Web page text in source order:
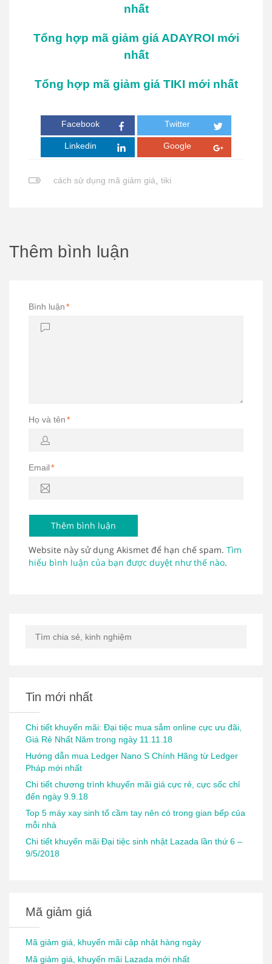
nhất
Tổng hợp mã giảm giá ADAYROI mới
nhất
Tổng hợp mã giảm giá TIKI mới nhất
Facebook Twitter
Linkedin Google
cách sử dụng mã giảm giá, tiki
Thêm bình luận
Bình luận*
Họ và tên*
Email*
Website này sử dụng Akismet để hạn chế spam. Tìm
hiểu bình luận của bạn được duyệt như thế nào.
Tin mới nhất
Chi tiết khuyến mãi: Đại tiệc mua sắm online cực ưu đãi,
Giá Rẻ Nhất Năm trong ngày 11.11.18
Hướng dẫn mua Ledger Nano S Chính Hãng từ Ledger
Pháp mới nhất
Chi tiết chương trình khuyến mãi giá cực rẻ, cực sốc chỉ
đến ngày 9.9.18
Top 5 máy xay sinh tố cầm tay nên có trong gian bếp của
mỗi nhà
Chi tiết khuyến mãi Đại tiệc sinh nhật Lazada lần thứ 6 –
9/5/2018
Mã giảm giá
Mã giảm giá, khuyến mãi cập nhật hàng ngày
Mã giảm giá, khuyến mãi Lazada mới nhất